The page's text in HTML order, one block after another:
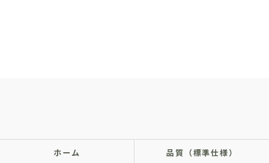
ホーム 品質（標準仕様）